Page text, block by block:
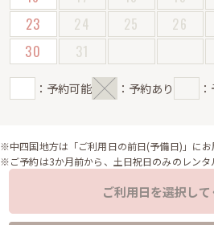
23
24 25 26
30
31
：予約可能 ：予約あり
※中四国地方は「ご利用日の前日(予備日)」にお
※ご予約は3か月前から、土日祝日のみのレンタ
ご利用日を選択し